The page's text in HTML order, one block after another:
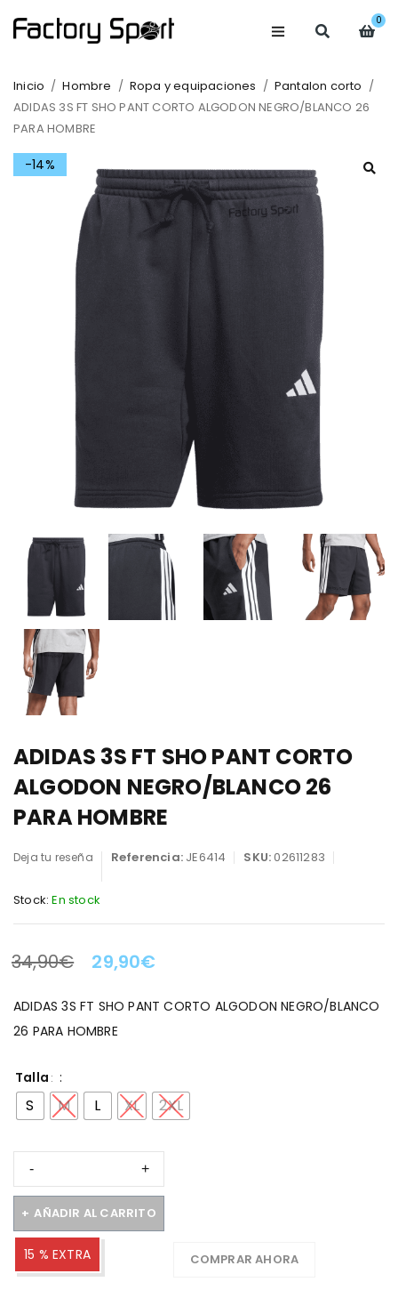
0
Inicio / Hombre / Ropa y equipaciones / Pantalon corto /
ADIDAS 3S FT SHO PANT CORTO ALGODON NEGRO/BLANCO 26
PARA HOMBRE
-14%
ADIDAS 3S FT SHO PANT CORTO
ALGODON NEGRO/BLANCO 26
PARA HOMBRE
Deja tu reseña Referencia: JE6414 SKU:02611283
Stock: En stock
LA OFERTA TERMINA EN:
34,90€ 29,90€
ADIDAS 3S FT SHO PANT CORTO ALGODON NEGRO/BLANCO
26 PARA HOMBRE
Talla
S M L XL 2XL
AÑADIR AL CARRITO
15 % EXTRA COMPRAR AHORA